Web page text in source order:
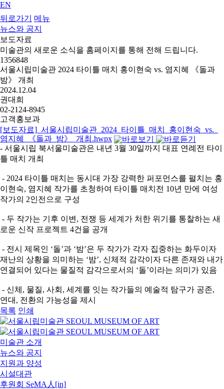
EN
뒤로가기
메뉴
뉴스와 공지
보도자료
미술관의 새로운 소식을 홈페이지를 통해 전해 드립니다.
1356848
서울시립미술관 2024 타이틀 매치 홍이현숙 vs. 염지혜 《돌과
밤》 개최
2024.12.04
권대희
02-2124-8945
고객홍보과
[보도자료]_서울시립미술관_2024_타이틀_매치_홍이현숙_vs._
염지혜_《돌과_밤》_개최.hwpx
- 서울시립 북서울미술관은 내년 3월 30일까지 대표 연례전 타이
틀 매치 개최
- 2024 타이틀 매치는 동시대 가장 강력한 퍼포먼스를 펼치는 홍
이현숙, 염지혜 작가를 초청하여 타이틀 매치전 10년 만에 여성
작가의 2인전으로 구성
- 두 작가는 기후 이변, 전쟁 등 세계가 처한 위기를 통찰하는 새
로운 신작 프로젝트 4건을 공개
- 전시 제목인 ‘돌’과 ‘밤’은 두 작가가 각자 집중하는 화두이자
재난의 상황을 의미하는 ‘밤’, 신체적 감각이자 다른 존재와 내가
연결되어 있다는 물질적 감각으로서의 ‘돌’이라는 의미가 있음
- 신체, 물질, 사회, 세계를 잇는 작가들의 예술적 탐구가 공존,
연대, 전환의 가능성을 제시
목록 인쇄
미술관 소개
뉴스와 공지
지원과 양성
시설대관
후원회 SeMA人[in]